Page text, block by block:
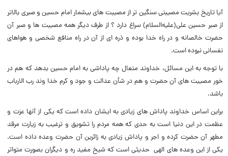
آیا تاریخ بشریت مصیبتی سنگین تر از مصیبت های بیشمار امام حسین و صبری بالاتر
از صبر حسین علی(علیه‌السلام) سراغ دارد ؟ از طرف دیگر همه مصیبت ها و صبر آن
حضرت خالصانه و در راه خدا بوده و ذره ای از آن در راه منافع شخصی و هواهای
نفسانی نبوده است.
با توجه به این مسائل، خداوند متعال چه پاداشی به امام حسین بدهد که هم در
خور مصیبت های آن حضرت و هم در شأن عدالت و جود و کرم خدا وند رب الارباب
باشد.
براین اساس خداوند پاداش های زیادی به ایشان داده است که یکی از آنها عزت و
عظمت در این دنیا است به حدی که همه مردم را تشویق و ترغیب به زیارت مرقد
مطهر آن حضرت کرده و اجر و پاداش زیادی به زائرین آن حضرت وعده داده است.
یکی از این وعده های الهی حدیثی است که شیخ مفید ره و دیگران بصورت متواتر